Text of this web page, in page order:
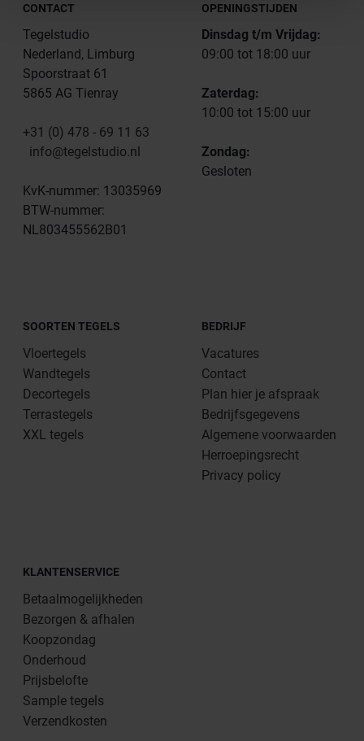
CONTACT
Tegelstudio
Nederland, Limburg
Spoorstraat 61
5865 AG Tienray
+31 (0) 478 - 69 11 63
info@tegelstudio.nl
KvK-nummer: 13035969
BTW-nummer:
NL803455562B01
OPENINGSTIJDEN
Dinsdag t/m Vrijdag:
09:00 tot 18:00 uur
Zaterdag:
10:00 tot 15:00 uur
Zondag:
Gesloten
SOORTEN TEGELS
Vloertegels
Wandtegels
Decortegels
Terrastegels
XXL tegels
BEDRIJF
Vacatures
Contact
Plan hier je afspraak
Bedrijfsgegevens
Algemene voorwaarden
Herroepingsrecht
Privacy policy
KLANTENSERVICE
Betaalmogelijkheden
Bezorgen & afhalen
Koopzondag
Onderhoud
Prijsbelofte
Sample tegels
Verzendkosten